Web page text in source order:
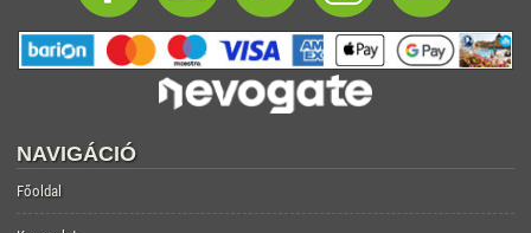
NAVIGÁCIÓ
Főoldal